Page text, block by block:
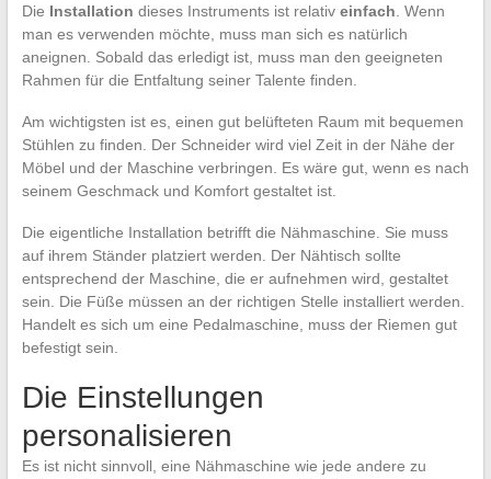
Die Installation dieses Instruments ist relativ einfach. Wenn
man es verwenden möchte, muss man sich es natürlich
aneignen. Sobald das erledigt ist, muss man den geeigneten
Rahmen für die Entfaltung seiner Talente finden.
Am wichtigsten ist es, einen gut belüfteten Raum mit bequemen
Stühlen zu finden. Der Schneider wird viel Zeit in der Nähe der
Möbel und der Maschine verbringen. Es wäre gut, wenn es nach
seinem Geschmack und Komfort gestaltet ist.
Die eigentliche Installation betrifft die Nähmaschine. Sie muss
auf ihrem Ständer platziert werden. Der Nähtisch sollte
entsprechend der Maschine, die er aufnehmen wird, gestaltet
sein. Die Füße müssen an der richtigen Stelle installiert werden.
Handelt es sich um eine Pedalmaschine, muss der Riemen gut
befestigt sein.
Die Einstellungen
personalisieren
Es ist nicht sinnvoll, eine Nähmaschine wie jede andere zu